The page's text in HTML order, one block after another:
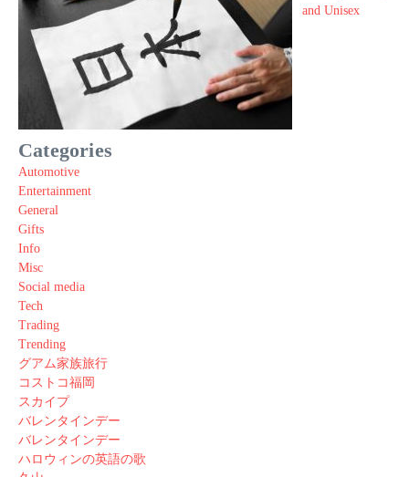
and Unisex
Categories
Automotive
Entertainment
General
Gifts
Info
Misc
Social media
Tech
Trading
Trending
グアム家族旅行
コストコ福岡
スカイプ
バレンタインデー
バレンタインデー
ハロウィンの英語の歌